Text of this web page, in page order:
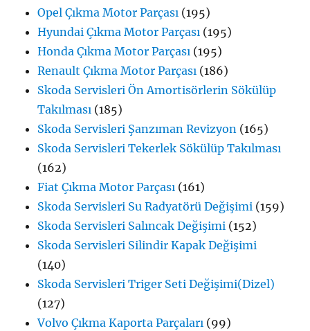
Opel Çıkma Motor Parçası (195)
Hyundai Çıkma Motor Parçası (195)
Honda Çıkma Motor Parçası (195)
Renault Çıkma Motor Parçası (186)
Skoda Servisleri Ön Amortisörlerin Sökülüp
Takılması (185)
Skoda Servisleri Şanzıman Revizyon (165)
Skoda Servisleri Tekerlek Sökülüp Takılması
(162)
Fiat Çıkma Motor Parçası (161)
Skoda Servisleri Su Radyatörü Değişimi (159)
Skoda Servisleri Salıncak Değişimi (152)
Skoda Servisleri Silindir Kapak Değişimi
(140)
Skoda Servisleri Triger Seti Değişimi(Dizel)
(127)
Volvo Çıkma Kaporta Parçaları (99)